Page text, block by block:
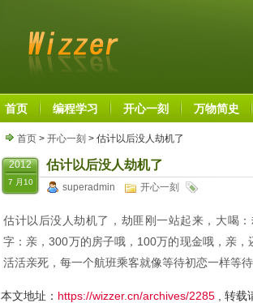
首页 编程学习 开心一刻 万物简史
首页 > 开心一刻 > 估计以后没人劫机了
2012
7 月10
估计以后没人劫机了
superadmin 开心一刻
估计以后没人劫机了，劫匪刚一站起来，大喝
字：亲，300万的房子哦，100万的现金哦，亲
活活亲死，每一个航班乘客就像等待初恋一样等待
本文地址： https://wizzer.cn/archives/2285 , 转载